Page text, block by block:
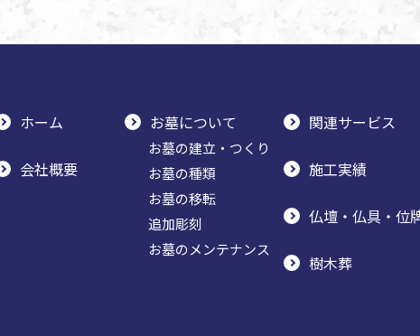
ホーム
会社概要
お墓について
お墓の建立・つくり
お墓の種類
お墓の移転
追加彫刻
お墓のメンテナンス
関連サービス
施工実績
仏壇・仏具・位
樹木葬